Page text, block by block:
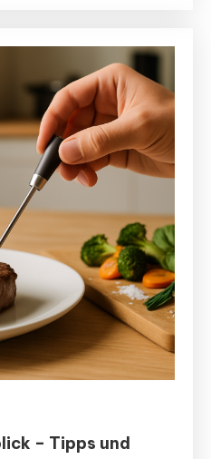
– Tipps und